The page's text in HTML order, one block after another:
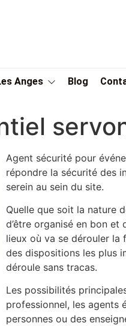
Anges Blog
Agent sécurité pour
répondre la sécurité des
serein au sein du site.
Quelle que soit la nature
d’être organisé en bon
lieux où va se dérouler la
des dispositions les plus
déroule sans tracas.
Les possibilités
professionnel, les agents
personnes ou des